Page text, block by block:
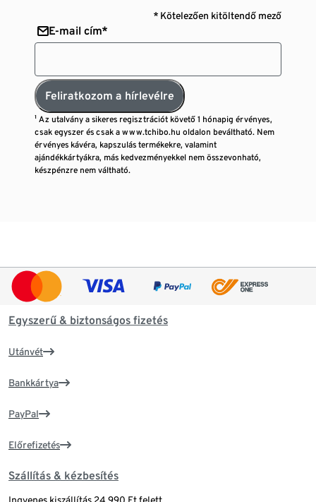
* Kötelezően kitöltendő mező
E-mail cím*
Feliratkozom a hírlevélre
¹ Az utalvány a sikeres regisztrációt követő 1 hónapig érvényes,
csak egyszer és csak a www.tchibo.hu oldalon beváltható. Nem
érvényes kávéra, kapszulás termékekre, valamint
ajándékkártyákra, más kedvezményekkel nem összevonható,
készpénzre nem váltható.
Egyszerű & biztonságos fizetés
Utánvét
Bankkártya
PayPal
Előrefizetés
Szállítás & kézbesítés